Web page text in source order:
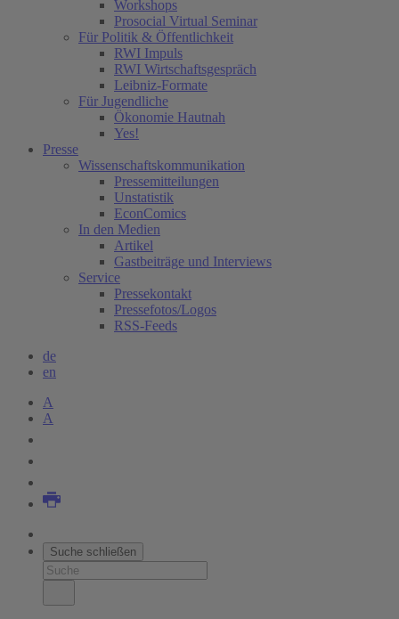
Workshops
Prosocial Virtual Seminar
Für Politik & Öffentlichkeit
RWI Impuls
RWI Wirtschaftsgespräch
Leibniz-Formate
Für Jugendliche
Ökonomie Hautnah
Yes!
Presse
Wissenschaftskommunikation
Pressemitteilungen
Unstatistik
EconComics
In den Medien
Artikel
Gastbeiträge und Interviews
Service
Pressekontakt
Pressefotos/Logos
RSS-Feeds
de
en
A
A
Suche schließen